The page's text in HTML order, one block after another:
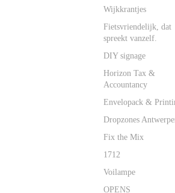
Wijkkrantjes
Fietsvriendelijk, dat
spreekt vanzelf.
DIY signage
Horizon Tax &
Accountancy
Envelopack &
Dropzones
Fix the Mix
1712
Voilampe
OPENS